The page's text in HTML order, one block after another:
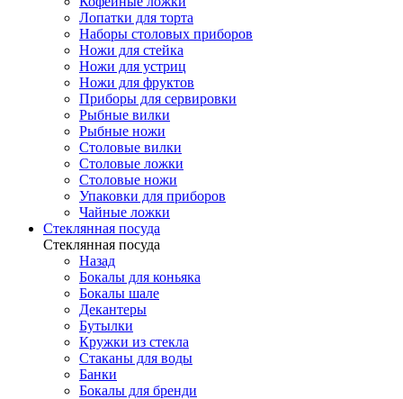
Лопатки для торта
Наборы столовых приборов
Ножи для стейка
Ножи для устриц
Ножи для фруктов
Приборы для сервировки
Рыбные вилки
Рыбные ножи
Столовые вилки
Столовые ложки
Столовые ножи
Упаковки для приборов
Чайные ложки
Стеклянная посуда
Стеклянная посуда
Назад
Бокалы для коньяка
Бокалы шале
Декантеры
Бутылки
Кружки из стекла
Стаканы для воды
Банки
Бокалы для бренди